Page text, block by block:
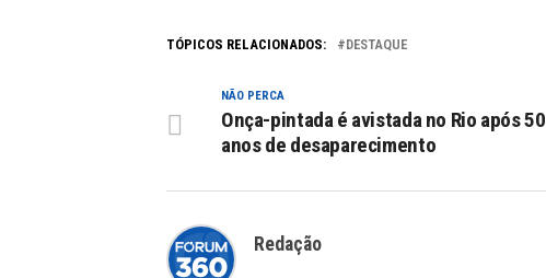
TÓPICOS RELACIONADOS: DESTAQUE
NÃO PERCA
Onça-pintada é avistada no Rio após 50
anos de desaparecimento
Redação